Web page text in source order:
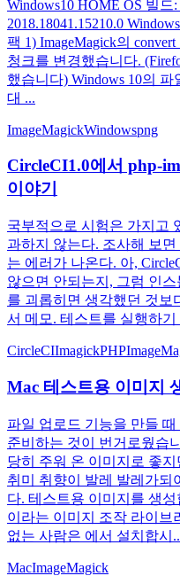
Windows10 HOME OS 빌드
2018.18041.15210.0
팩 1) ImageMagick의
청크를 변경했습니다.
했습니다) Windows 10의
대 ...
ImageMagickWindowspng
CircleCI1.0에서 php-
이야기
국부적으로 시험은 가지고
과하지 않는다. 조사해 보
는 에러가 나온다. 아,
않으면 안되는지, 그럼 인
를 괴롭히면 생각했던 것보
서 메모. 테스트를 실행하
CircleCIImagickPHP
Mac 테스트용 이미지
파일 업로드 기능을 만들
준비하는 것이 번거로웠습
당히 주워 온 이미지로 좋
취미 취향이 발레 발레가되
다. 테스트용 이미지를 생
이라는 이미지 조작 라이브
없는 사람은 에서 설치합시
MacImageMagick